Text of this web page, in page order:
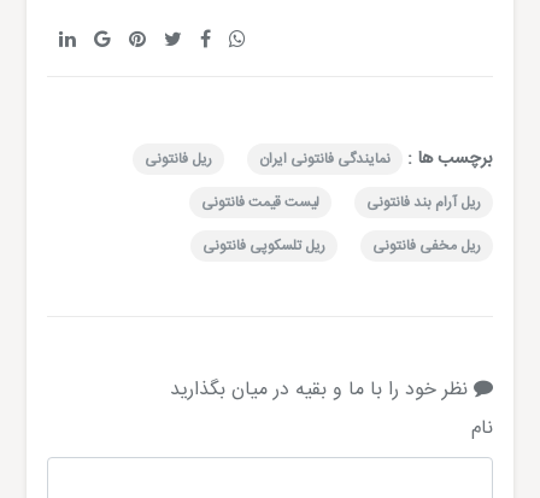
برچسب ها : نمایندگی فانتونی ایران
ریل فانتونی
ریل آرام بند فانتونی
لیست قیمت فانتونی
ریل مخفی فانتونی
ریل تلسکوپی فانتونی
نظر خود را با ما و بقیه در میان بگذارید
نام